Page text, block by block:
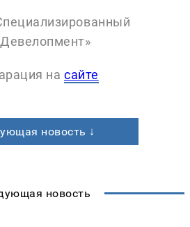
на сайте
новость ↓
новость